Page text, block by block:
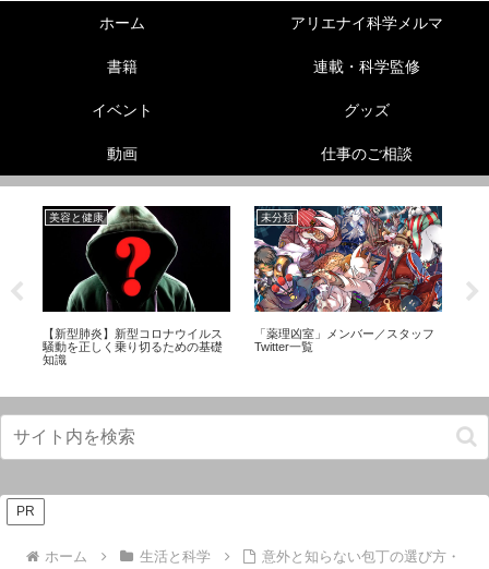
ホーム アリエナイ科学メルマ
書籍 連載・科学監修
イベント グッズ
動画 仕事のご相談
美容と健康
【新型肺炎】新型コロナウイルス
騒動を正しく乗り切るための基礎
知識
未分類
「薬理凶室」メンバー／スタッフ
Twitter一覧
PR
ホーム 生活と科学
意外と知らない包丁の選び方・